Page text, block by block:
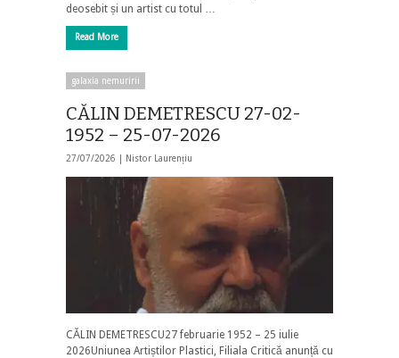
deosebit și un artist cu totul …
Read More
galaxia nemuririi
CĂLIN DEMETRESCU 27-02-
1952 – 25-07-2026
27/07/2026 | Nistor Laurențiu
CĂLIN DEMETRESCU27 februarie 1952 – 25 iulie
2026Uniunea Artiștilor Plastici, Filiala Critică anunță cu